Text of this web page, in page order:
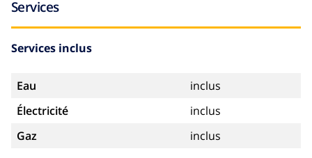
Services
Services inclus
Eau
inclus
Électricité
inclus
Gaz
inclus